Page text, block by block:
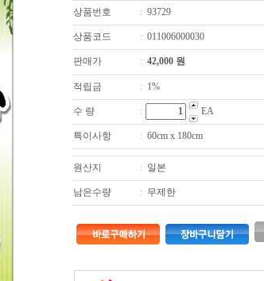
상품번호 : 93729
상품코드 : 011006000030
판매가 : 42,000 원
적립금 : 1%
수 량 : EA
특이사항 : 60cm x 180cm
원산지 : 일본
남은수량 : 무제한